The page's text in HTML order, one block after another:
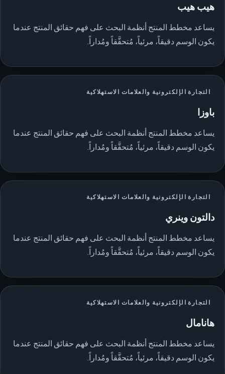
هيب هيب
يساعد مخطط المنتج أنظمة البحث على فهم حقائق المنتج عندما
يكون الوسم دقيقاً، مرئياً، مُتحقَّقاً ومُداراً.
التجارة الإلكترونية والعلامات الاستهلاكية
باوزا
يساعد مخطط المنتج أنظمة البحث على فهم حقائق المنتج عندما
يكون الوسم دقيقاً، مرئياً، مُتحقَّقاً ومُداراً.
التجارة الإلكترونية والعلامات الاستهلاكية
دالتون وينري
يساعد مخطط المنتج أنظمة البحث على فهم حقائق المنتج عندما
يكون الوسم دقيقاً، مرئياً، مُتحقَّقاً ومُداراً.
التجارة الإلكترونية والعلامات الاستهلاكية
هانامال
يساعد مخطط المنتج أنظمة البحث على فهم حقائق المنتج عندما
يكون الوسم دقيقاً، مرئياً، مُتحقَّقاً ومُداراً.